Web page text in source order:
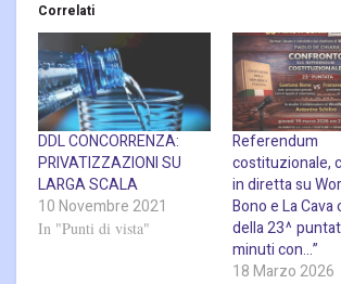
Correlati
DDL CONCORRENZA:
PRIVATIZZAZIONI SU
LARGA SCALA
10 Novembre 2021
In "Punti di vista"
Referendum
costituzionale,
in diretta su
Bono e La Cava
della 23^
minuti con…”
18 Marzo 2026